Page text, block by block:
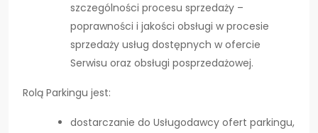
szczególności procesu sprzedaży –
poprawności i jakości obsługi w procesie
sprzedaży usług dostępnych w ofercie
Serwisu oraz obsługi posprzedażowej.
Rolą Parkingu jest:
dostarczanie do Usługodawcy ofert parkingu,